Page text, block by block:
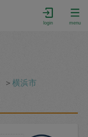
login menu
＞横浜市